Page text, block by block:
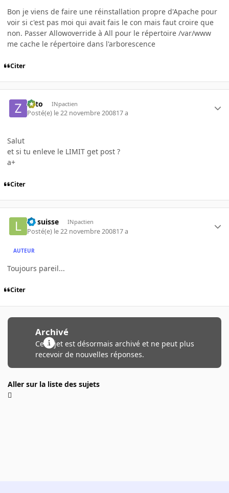
Bon je viens de faire une réinstallation propre d'Apache pour
voir si c'est pas moi qui avait fais le con mais faut croire que
non. Passer Allowoverride à All pour le répertoire /var/www
me cache le répertoire dans l'arborescence
Citer
zoto INpactien
Posté(e) le 22 novembre 200817 a
Salut
et si tu enleve le LIMIT get post ?
a+
Citer
Le suisse INpactien
Posté(e) le 22 novembre 200817 a
AUTEUR
Toujours pareil...
Citer
Archivé
Ce sujet est désormais archivé et ne peut plus
recevoir de nouvelles réponses.
Aller sur la liste des sujets